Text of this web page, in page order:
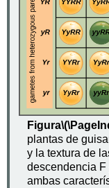
Figura
plantas de
y la textura de
descendencia F
ambas